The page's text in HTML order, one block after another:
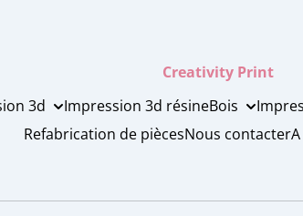
Creativity Print
3d Impression 3d résineBois
Refabrication de piècesNous contacter